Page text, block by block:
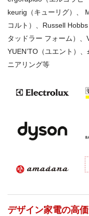
keurig（キューリグ）、
コルト）、Russell
タッドラー フォーム）、
YUEN’TO（ユエント）
ニアリング等
デザイン家電の高